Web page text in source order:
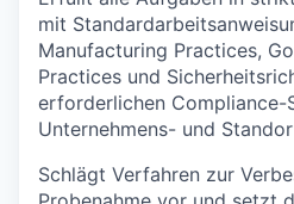
mit
Manufacturing Practices,
Practices und
erforderlichen Compliance-
Unternehmens- und
Schlägt Verfahren zur